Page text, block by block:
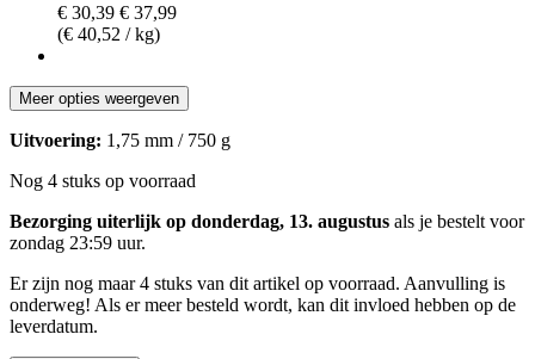
€ 30,39 € 37,99
(€ 40,52 / kg)
Meer opties weergeven
Uitvoering: 1,75 mm / 750 g
Nog 4 stuks op voorraad
Bezorging uiterlijk op donderdag, 13. augustus als je bestelt voor
zondag 23:59 uur.
Er zijn nog maar 4 stuks van dit artikel op voorraad. Aanvulling is
onderweg! Als er meer besteld wordt, kan dit invloed hebben op de
leverdatum.